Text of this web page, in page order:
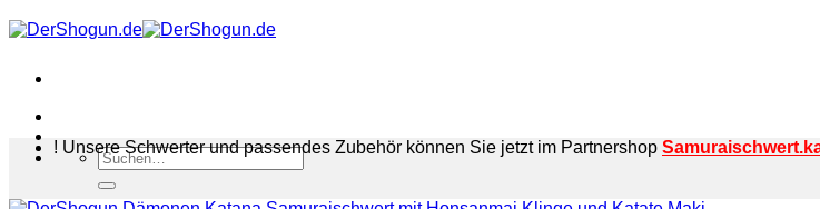
Zum
Inhalt
Suchen
nach:
! Unsere Schwerter und passendes Zubehör können Sie jetzt im Partnershop